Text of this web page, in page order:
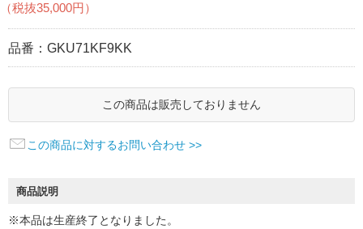
（税抜35,000円）
品番： GKU71KF9KK
この商品は販売しておりません
この商品に対するお問い合わせ >>
商品説明
※本品は生産終了となりました。